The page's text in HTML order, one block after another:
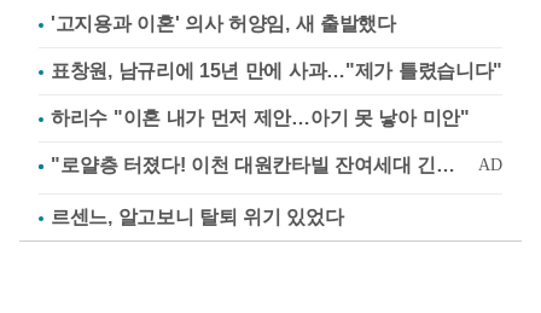
'고지용과 이혼' 의사 허양임, 새 출발했다
표창원, 남규리에 15년 만에 사과…"제가 틀렸습니다"
하리수 "이혼 내가 먼저 제안…아기 못 낳아 미안"
르센느, 알고보니 탈퇴 위기 있었다